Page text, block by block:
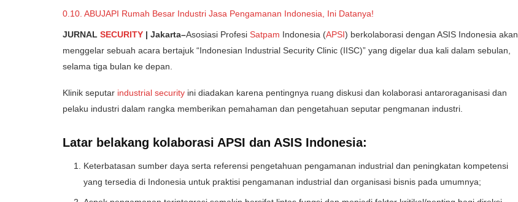
ABUJAPI Rumah Besar Industri Jasa Pengamanan Indonesia, Ini Datanya!
JURNAL SECURITY | Jakarta–Asosiasi Profesi Satpam Indonesia (APSI) berkolaborasi dengan ASIS Indonesia akan
menggelar sebuah acara bertajuk “Indonesian Industrial Security Clinic (IISC)” yang digelar dua kali dalam sebulan,
selama tiga bulan ke depan.
Klinik seputar industrial security ini diadakan karena pentingnya ruang diskusi dan kolaborasi antaroraganisasi dan
pelaku industri dalam rangka memberikan pemahaman dan pengetahuan seputar pengmanan industri.
Latar belakang kolaborasi APSI dan ASIS Indonesia:
Keterbatasan sumber daya serta referensi pengetahuan pengamanan industrial dan peningkatan kompetensi
yang tersedia di Indonesia untuk praktisi pengamanan industrial dan organisasi bisnis pada umumnya;